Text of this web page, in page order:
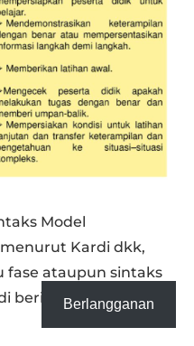
Model
Kardi dkk,
fase ataupun sintaks
berikan dalam Tabel
Berlangganan